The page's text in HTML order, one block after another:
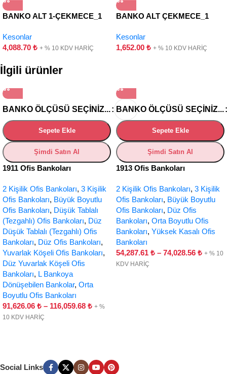
BANKO ALT 1-ÇEKMECE_1
Kesonlar
4,088.70 ₺ + % 10 KDV HARİÇ
BANKO ALT ÇEKMECE_1
Kesonlar
1,652.00 ₺ + % 10 KDV HARİÇ
İlgili ürünler
BANKO ÖLÇÜSÜ SEÇINIZ...
Sepete Ekle
Şimdi Satın Al
1911 Ofis Bankoları
2 Kişilik Ofis Bankoları, 3 Kişilik
Ofis Bankoları, Büyük Boyutlu
Ofis Bankoları, Düşük Tablalı
(Tezgahlı) Ofis Bankoları, Düz
Düşük Tablalı (Tezgahlı) Ofis
Bankoları, Düz Ofis Bankoları,
Yuvarlak Köşeli Ofis Bankoları,
Düz Yuvarlak Köşeli Ofis
Bankoları, L Bankoya
Dönüşebilen Bankolar, Orta
Boyutlu Ofis Bankoları
91,626.06 ₺ – 116,059.68 ₺ + %
10 KDV HARİÇ
BANKO ÖLÇÜSÜ SEÇINIZ...
Sepete Ekle
Şimdi Satın Al
1913 Ofis Bankoları
2 Kişilik Ofis Bankoları, 3 Kişilik
Ofis Bankoları, Büyük Boyutlu
Ofis Bankoları, Düz Ofis
Bankoları, Orta Boyutlu Ofis
Bankoları, Yüksek Kasalı Ofis
Bankoları
54,287.61 ₺ – 74,028.56 ₺ + % 10
KDV HARİÇ
Social Links